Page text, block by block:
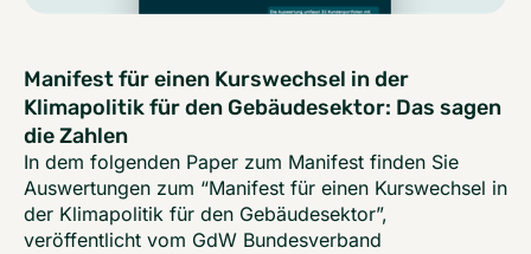
Manifest für einen Kurswechsel in der
Klimapolitik für den Gebäudesektor: Das sagen
die Zahlen
In dem folgenden Paper zum Manifest finden Sie
Auswertungen zum “Manifest für einen Kurswechsel in
der Klimapolitik für den Gebäudesektor”,
veröffentlicht vom GdW Bundesverband